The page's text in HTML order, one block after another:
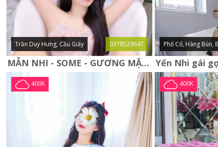
Trần Duy Hưng, Cầu Giấy 0378529647
MẪN NHI - SOME - GƯƠNG MẶT XINH XẮN -CỰC CHIỀU KHÁCH
Phố Cổ, Hàng Bún,
400K 400K